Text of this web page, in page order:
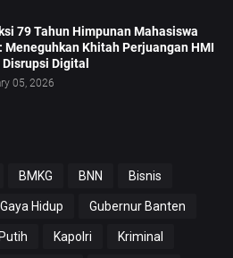
79 Tahun Himpunan Mahasiswa
Meneguhkan Khitah Perjuangan HMI
Disrupsi Digital
05, 2026
BMKG BNN Bisnis
Gaya Hidup Gubernur Banten
Kapolri Kriminal